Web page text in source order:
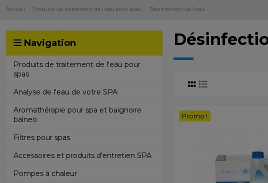
Accueil Produits de traitement de l'eau pour spas Désinfection de l'eau
Promo !
Navigation
Produits de traitement de l'eau pour
spas
Analyse de l'eau de votre SPA
Aromathérapie pour spa et baignoire
balneo
Filtres pour spas
Accessoires et produits d'entretien SPA
Pompes à chaleur